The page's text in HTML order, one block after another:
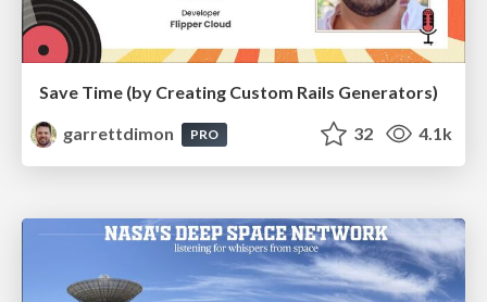
Save Time (by Creating Custom Rails Generators)
garrettdimon
PRO 32 4.1k